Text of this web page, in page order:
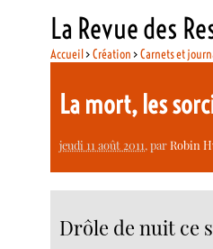
La Revue des
Accueil>Création >Carnets et
La mort, les
jeudi 11 août 2011, parRobin
Drôle de nuit ce